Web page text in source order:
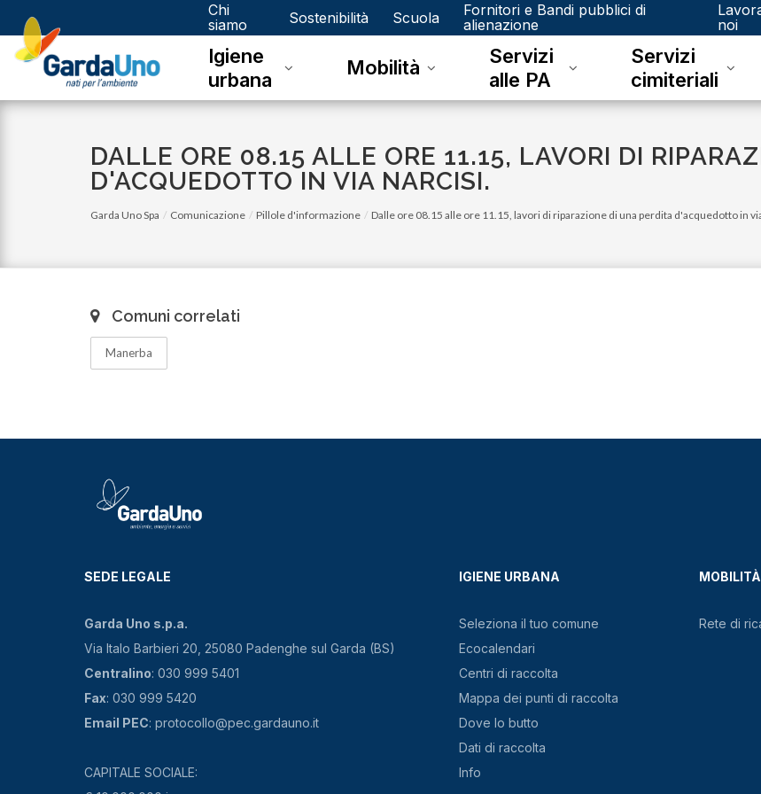
Gardauno
Spa
Chi
siamo
Sostenibilità Scuola
Fornitori e Bandi pubblici di
alienazione
noi
Igiene
urbana
Mobilità
Servizi
alle PA
Servizi
cimiteriali
DALLE ORE 08.15 ALLE ORE 11.15, LAVORI DI
D'ACQUEDOTTO IN VIA NARCISI.
Garda Uno Spa Comunicazione Pillole d'informazione Dalle ore 08.15 alle ore 11.15, lavori di riparazione di una perdita d'acquedotto in
Comuni correlati
Manerba
SEDE LEGALE
Garda Uno s.p.a.
Via Italo Barbieri 20, 25080 Padenghe sul Garda (BS)
Centralino: 030 999 5401
Fax: 030 999 5420
Email PEC: protocollo@pec.gardauno.it
CAPITALE SOCIALE:
IGIENE URBANA
Seleziona il tuo comune
Ecocalendari
Centri di raccolta
Mappa dei punti di raccolta
Dove lo butto
Dati di raccolta
Info
MOBILITÀ
Rete di